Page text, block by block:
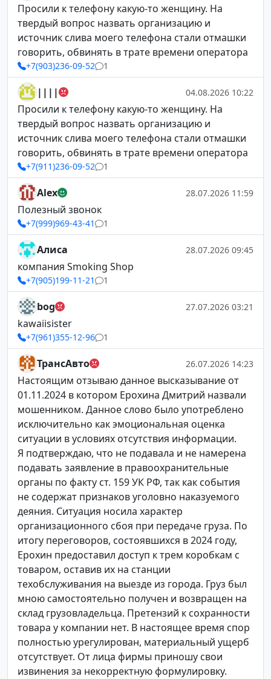
Просили к телефону какую-то женщину. На
твердый вопрос назвать организацию и
источник слива моего телефона стали отмашки
говорить, обвинять в трате времени оператора
+7(903)236-09-52 1
|||| 04.08.2026 10:22
Просили к телефону какую-то женщину. На
твердый вопрос назвать организацию и
источник слива моего телефона стали отмашки
говорить, обвинять в трате времени оператора
+7(911)236-09-52 1
Alex 28.07.2026 11:59
Полезный звонок
+7(999)969-43-41 1
Алиса 28.07.2026 09:45
компания Smoking Shop
+7(905)199-11-21 1
bog 27.07.2026 03:21
kawaiisister
+7(961)355-12-96 1
ТрансАвто 26.07.2026 14:23
Настоящим отзываю данное высказывание от
01.11.2024 в котором Ерохина Дмитрий назвали
мошенником. Данное слово было употреблено
исключительно как эмоциональная оценка
ситуации в условиях отсутствия информации.
Я подтверждаю, что не подавала и не намерена
подавать заявление в правоохранительные
органы по факту ст. 159 УК РФ, так как события
не содержат признаков уголовно наказуемого
деяния. Ситуация носила характер
организационного сбоя при передаче груза. По
итогу переговоров, состоявшихся в 2024 году,
Ерохин предоставил доступ к трем коробкам с
товаром, оставив их на станции
техобслуживания на выезде из города. Груз был
мною самостоятельно получен и возвращен на
склад грузовладельца. Претензий к сохранности
товара у компании нет. В настоящее время спор
полностью урегулирован, материальный ущерб
отсутствует. От лица фирмы приношу свои
извинения за некорректную формулировку.